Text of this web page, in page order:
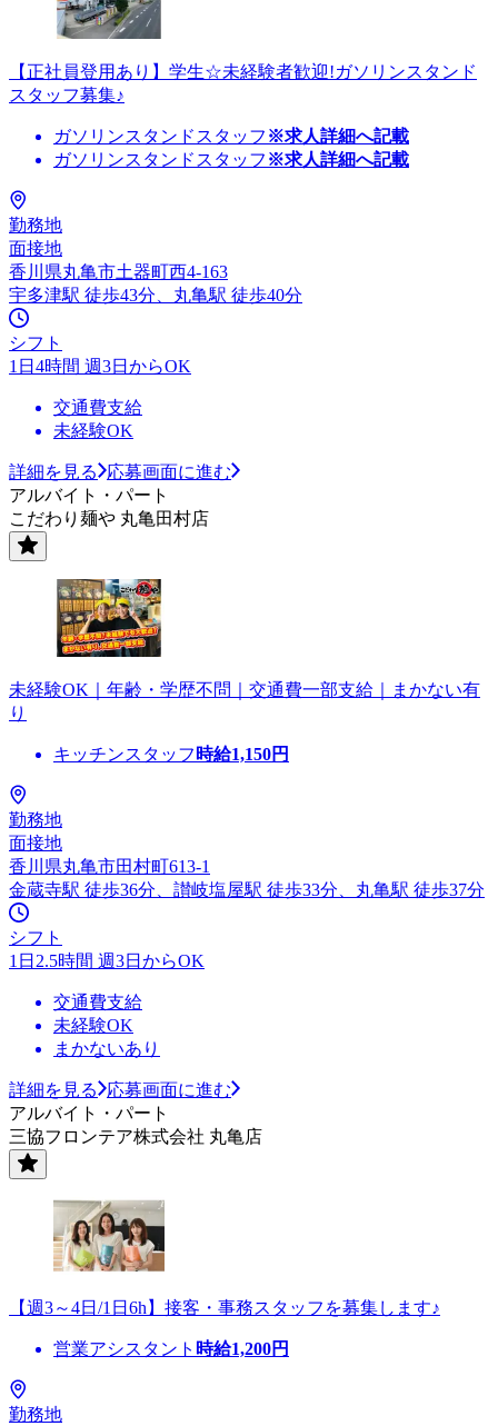
【正社員登用あり】学生☆未経験者歓迎!ガソリンスタンド
スタッフ募集♪
ガソリンスタンドスタッフ ※求人詳細へ記載
ガソリンスタンドスタッフ ※求人詳細へ記載
勤務地
面接地
香川県丸亀市土器町西4-163
宇多津駅 徒歩43分、丸亀駅 徒歩40分
シフト
1日4時間 週3日からOK
交通費支給
未経験OK
詳細を見る
応募画面に進む
アルバイト・パート
こだわり麺や 丸亀田村店
未経験OK｜年齢・学歴不問｜交通費一部支給｜まかない有
り
キッチンスタッフ 時給1,150円
勤務地
面接地
香川県丸亀市田村町613-1
金蔵寺駅 徒歩36分、讃岐塩屋駅 徒歩33分、丸亀駅 徒歩37分
シフト
1日2.5時間 週3日からOK
交通費支給
未経験OK
まかないあり
詳細を見る
応募画面に進む
アルバイト・パート
三協フロンテア株式会社 丸亀店
【週3～4日/1日6h】接客・事務スタッフを募集します♪
営業アシスタント 時給1,200円
勤務地